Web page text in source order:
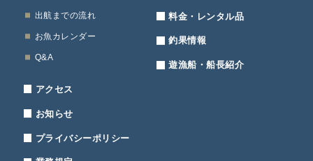
出航までの流れ
お魚カレンダー
Q&A
料金・レンタル品
釣果情報
遊漁船・船長紹介
アクセス
お知らせ
プライバシーポリシー